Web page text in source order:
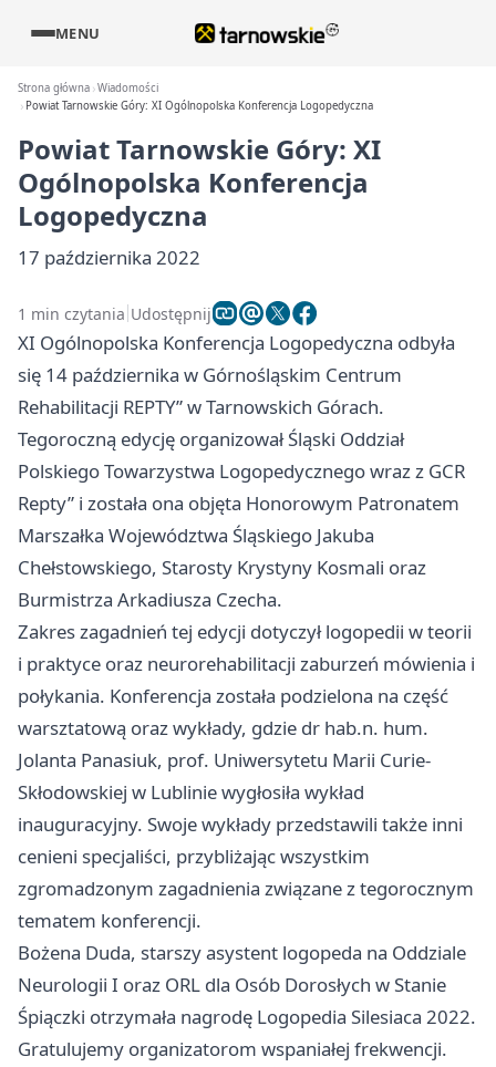
MENU
Strona główna Wiadomości
Powiat Tarnowskie Góry: XI Ogólnopolska Konferencja Logopedyczna
Powiat Tarnowskie Góry: XI
Ogólnopolska Konferencja
Logopedyczna
17 października 2022
1 min czytania Udostępnij
XI Ogólnopolska Konferencja Logopedyczna odbyła
się 14 października w Górnośląskim Centrum
Rehabilitacji REPTY” w Tarnowskich Górach.
Tegoroczną edycję organizował Śląski Oddział
Polskiego Towarzystwa Logopedycznego wraz z GCR
Repty” i została ona objęta Honorowym Patronatem
Marszałka Województwa Śląskiego Jakuba
Chełstowskiego, Starosty Krystyny Kosmali oraz
Burmistrza Arkadiusza Czecha.
Zakres zagadnień tej edycji dotyczył logopedii w teorii
i praktyce oraz neurorehabilitacji zaburzeń mówienia i
połykania. Konferencja została podzielona na część
warsztatową oraz wykłady, gdzie dr hab.n. hum.
Jolanta Panasiuk, prof. Uniwersytetu Marii Curie-
Skłodowskiej w Lublinie wygłosiła wykład
inauguracyjny. Swoje wykłady przedstawili także inni
cenieni specjaliści, przybliżając wszystkim
zgromadzonym zagadnienia związane z tegorocznym
tematem konferencji.
Bożena Duda, starszy asystent logopeda na Oddziale
Neurologii I oraz ORL dla Osób Dorosłych w Stanie
Śpiączki otrzymała nagrodę Logopedia Silesiaca 2022.
Gratulujemy organizatorom wspaniałej frekwencji.